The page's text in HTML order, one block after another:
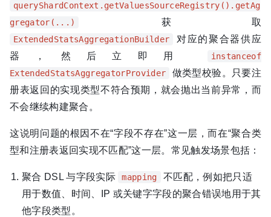
queryShardContext.getValuesSourceRegistry().getAg
gregator(...)
获取
ExtendedStatsAggregationBuilder
对应的聚合器供应
器，然后立即用
instanceof
ExtendedStatsAggregatorProvider
做类型校验。只要注
册表返回的实现类型不符合预期，就会抛出当前异常，而
不会继续构建聚合。
这说明问题的根因不在“字段不存在”这一层，而在“聚合类
型和注册表返回实现不匹配”这一层。常见触发场景包括：
聚合 DSL 与字段实际 mapping
不匹配，例如把只适
用于数值、时间、IP 或关键字字段的聚合错误地用于其
他字段类型。